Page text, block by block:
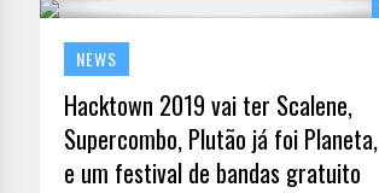
NEWS
Hacktown 2019 vai ter Scalene,
Supercombo, Plutão já foi Planeta,
e um festival de bandas gratuito